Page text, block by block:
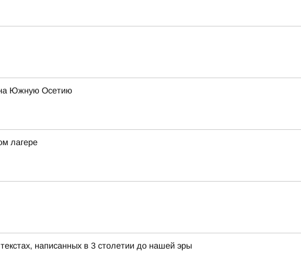
на Южную Осетию
лагере
написанных в 3 столетии до нашей эры